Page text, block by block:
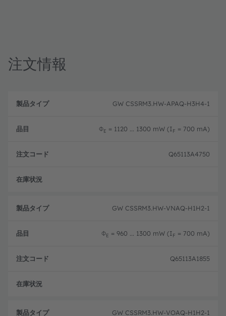
注文情報
品
プ
品
GW CSSRM3.HW-APAQ-H3H4-1
ΦE = 1120 ... 1300 mW (IF = 700 mA)
Q65113A4750
GW CSSRM3.HW-VNAQ-H1H2-1
ΦE = 960 ... 1300 mW (IF = 700 mA)
Q65113A1855
GW CSSRM3.HW-VOAQ-H1H2-1